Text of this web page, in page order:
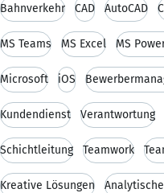
Bahnverkehr CAD AutoCAD
MS Teams MS Excel MS
Microsoft iOS
Kundendienst Verantwortung
Schichtleitung Teamwork
Kreative Lösungen